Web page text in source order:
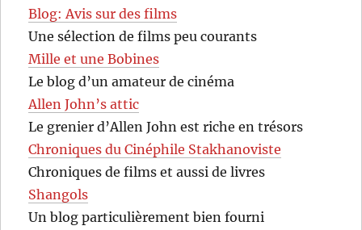
Blog: Avis sur des films
Une sélection de films peu courants
Mille et une Bobines
Le blog d’un amateur de cinéma
Allen John’s attic
Le grenier d’Allen John est riche en trésors
Chroniques du Cinéphile Stakhanoviste
Chroniques de films et aussi de livres
Shangols
Un blog particulièrement bien fourni